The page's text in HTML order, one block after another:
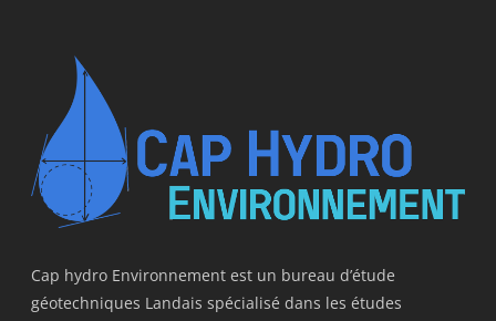
Cap hydro Environnement est un bureau d’étude
géotechniques Landais spécialisé dans les études